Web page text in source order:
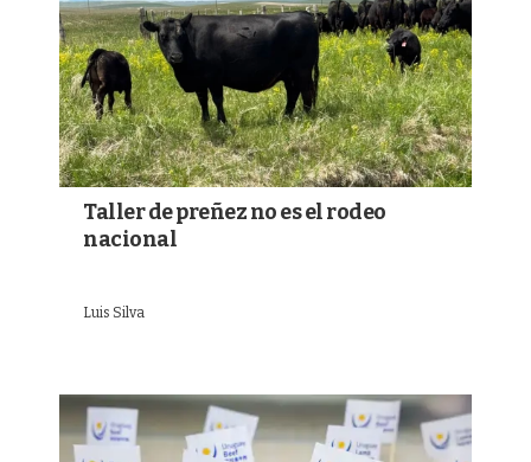
Taller de preñez no es el rodeo
nacional
Luis Silva